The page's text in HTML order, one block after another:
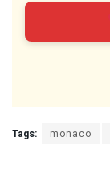
Tags: monaco